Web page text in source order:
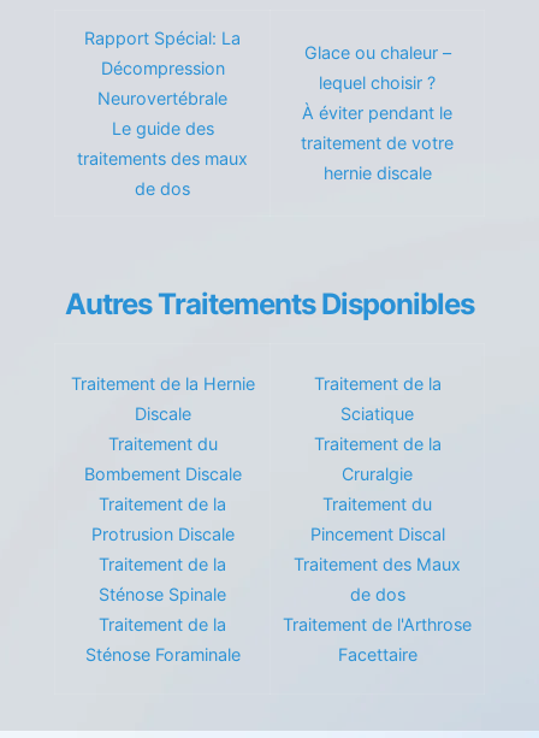
Rapport Spécial: La
Décompression
Neurovertébrale
Le guide des
traitements des maux
de dos
Glace ou chaleur –
lequel choisir ?
À éviter pendant le
traitement de votre
hernie discale
Autres Traitements Disponibles
Traitement de la Hernie
Discale
Traitement du
Bombement Discale
Traitement de la
Protrusion Discale
Traitement de la
Sténose Spinale
Traitement de la
Sténose Foraminale
Traitement de la
Sciatique
Traitement de la
Cruralgie
Traitement du
Pincement Discal
Traitement des Maux
de dos
Traitement de l'Arthrose
Facettaire